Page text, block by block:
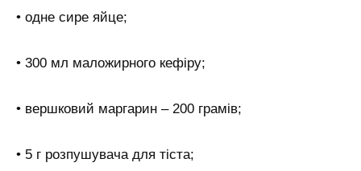
• одне сире яйце;
• 300 мл маложирного кефіру;
• вершковий маргарин – 200 грамів;
• 5 г розпушувача для тіста;